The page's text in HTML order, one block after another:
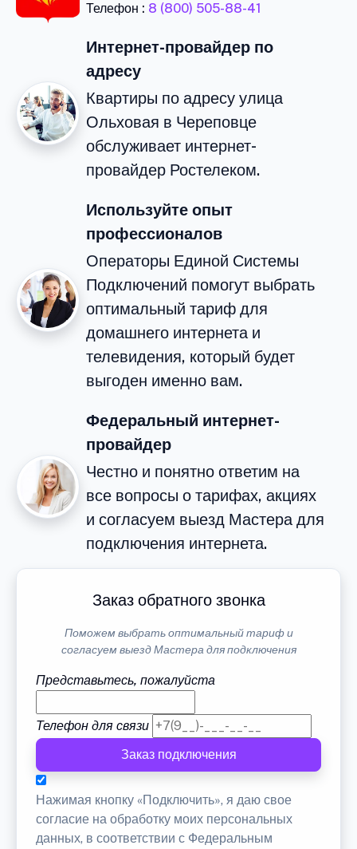
Телефон : 8 (800) 505-88-41
Интернет-провайдер по
адресу
Квартиры по адресу улица
Ольховая в Череповце
обслуживает интернет-
провайдер Ростелеком.
Используйте опыт
профессионалов
Операторы Единой Системы
Подключений помогут выбрать
оптимальный тариф для
домашнего интернета и
телевидения, который будет
выгоден именно вам.
Федеральный интернет-
провайдер
Честно и понятно ответим на
все вопросы о тарифах, акциях
и согласуем выезд Мастера для
подключения интернета.
Заказ обратного звонка
Поможем выбрать оптимальный тариф и
согласуем выезд Мастера для подключения
Представьтесь, пожалуйста
Телефон для связи
Заказ подключения
Нажимая кнопку «Подключить», я даю свое
согласие на обработку моих персональных
данных, в соответствии с Федеральным